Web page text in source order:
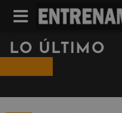
LO ÚLTIMO